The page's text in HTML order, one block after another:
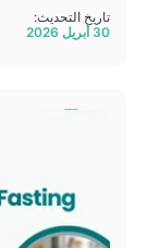
تاريخ التحديث:
30 أبريل 2026